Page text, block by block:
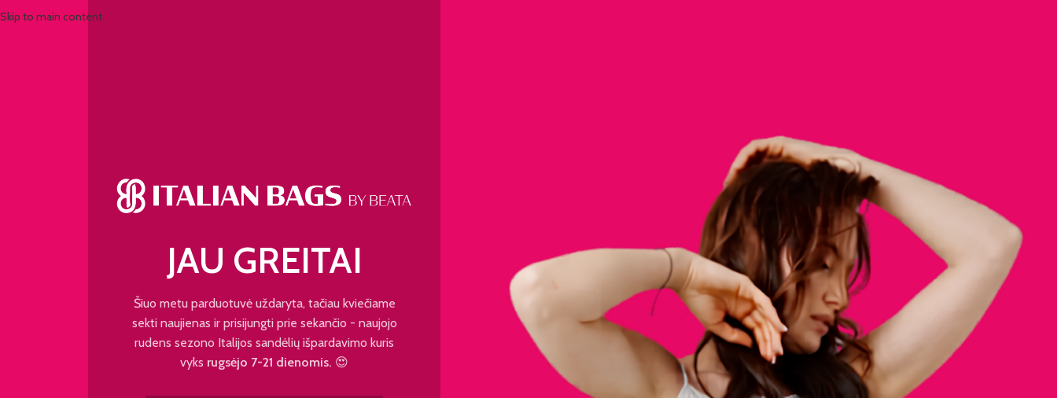
Skip to main content
JAU GREITAI
Šiuo metu parduotuvė uždaryta, tačiau kviečiame
sekti naujienas ir prisijungti prie sekančio - naujojo
rudens sezono Italijos sandėlių išpardavimo kuris
vyks rugsėjo 7-21 dienomis. 😍